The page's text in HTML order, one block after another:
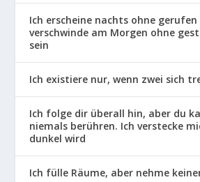
Ich erscheine nachts ohne
verschwinde am Morgen ohne
sein
Ich existiere nur, wenn zwei sich
Ich folge dir überall hin, aber du
niemals berühren. Ich verstecke
dunkel wird
Ich fülle Räume, aber nehme